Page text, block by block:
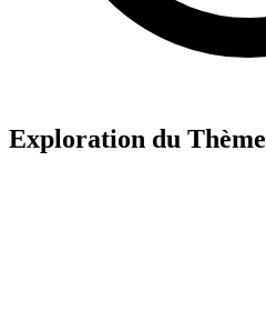
Exploration du Thème